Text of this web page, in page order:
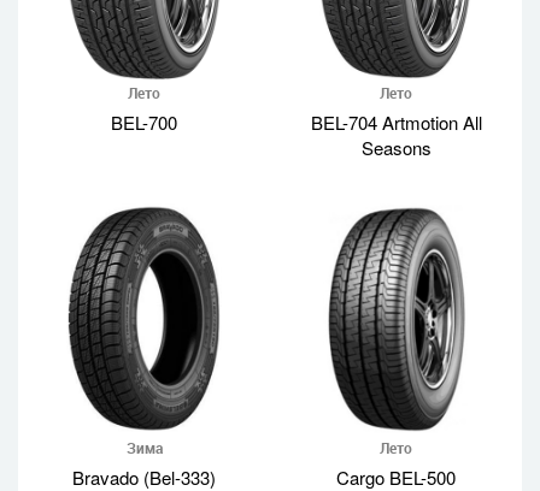
Лето
BEL-700
Лето
BEL-704 Artmotion All
Seasons
Зима
Bravado (Bel-333)
Лето
Cargo BEL-500